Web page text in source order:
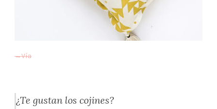
→Vía
¿Te gustan los cojines?